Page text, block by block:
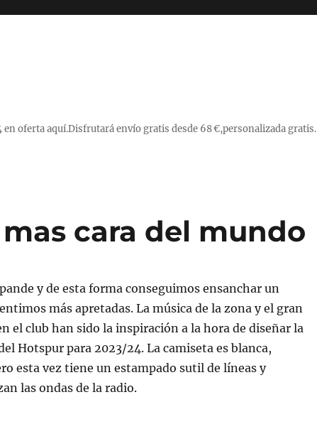
oferta aquí.Disfrutará envío gratis desde 68 €,personalizada gratis.
cara del mundo
y de esta forma conseguimos ensanchar un
más apretadas. La música de la zona y el gran
el club han sido la inspiración a la hora de diseñar la
Hotspur para 2023/24. La camiseta es blanca,
esta vez tiene un estampado sutil de líneas y
las ondas de la radio.